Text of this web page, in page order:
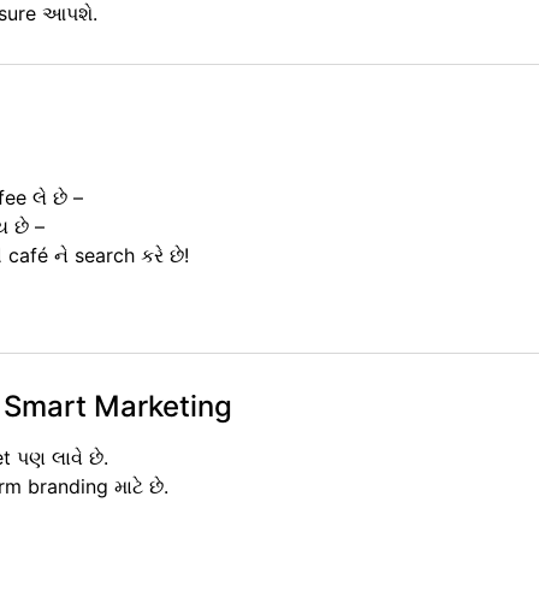
આપશે.
લે છે –
છે –
café ને search કરે છે!
Marketing
પણ લાવે છે.
branding માટે છે.